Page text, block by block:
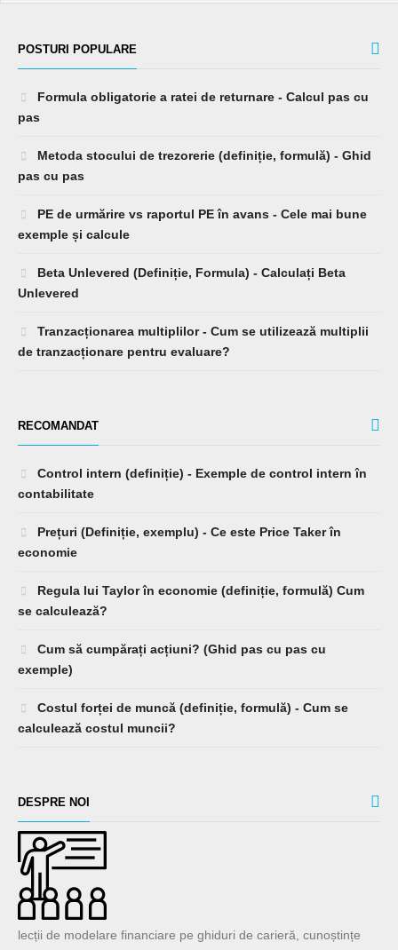
POSTURI POPULARE
Formula obligatorie a ratei de returnare - Calcul pas cu
pas
Metoda stocului de trezorerie (definiție, formulă) - Ghid
pas cu pas
PE de urmărire vs raportul PE în avans - Cele mai bune
exemple și calcule
Beta Unlevered (Definiție, Formula) - Calculați Beta
Unlevered
Tranzacționarea multiplilor - Cum se utilizează multiplii
de tranzacționare pentru evaluare?
RECOMANDAT
Control intern (definiție) - Exemple de control intern în
contabilitate
Prețuri (Definiție, exemplu) - Ce este Price Taker în
economie
Regula lui Taylor în economie (definiție, formulă) Cum
se calculează?
Cum să cumpărați acțiuni? (Ghid pas cu pas cu
exemple)
Costul forței de muncă (definiție, formulă) - Cum se
calculează costul muncii?
DESPRE NOI
lecții de modelare financiare pe ghiduri de carieră, cunoștințe